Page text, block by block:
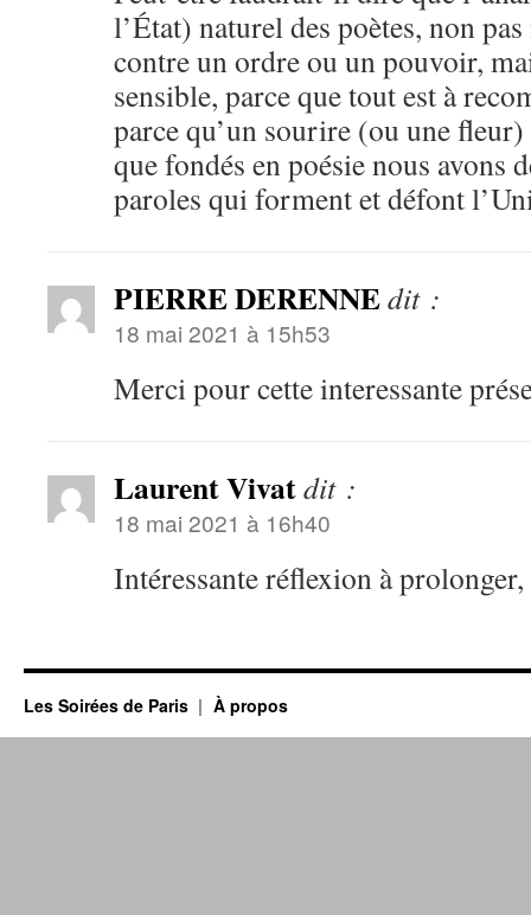
l’État) naturel des poètes, non
contre un ordre ou un pouvoir,
sensible, parce que tout est à
parce qu’un sourire (ou une
que fondés en poésie nous avons
paroles qui forment et défont
PIERRE DERENNEdit :
18 mai 2021 à 15h53
Merci pour cette interessante
Laurent Vivatdit :
18 mai 2021 à 16h40
Intéressante réflexion à
Les Soirées de Paris À propos